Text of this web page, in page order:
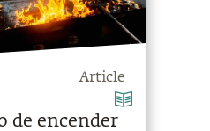
Article
de encender